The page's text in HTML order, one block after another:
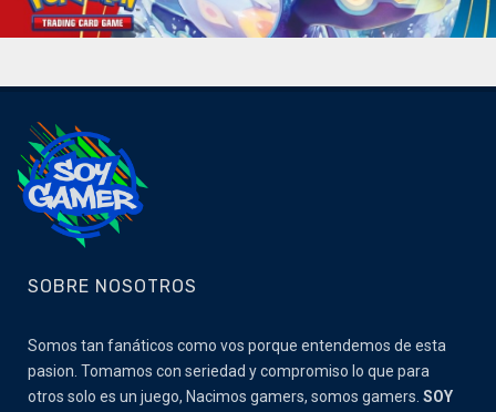
SOBRE NOSOTROS
Somos tan fanáticos como vos porque entendemos de esta
pasion. Tomamos con seriedad y compromiso lo que para
otros solo es un juego, Nacimos gamers, somos gamers. SOY